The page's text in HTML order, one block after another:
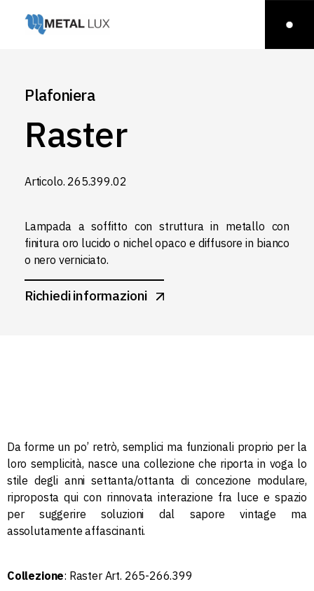
Plafoniera
Raster
Articolo. 265.399.02
Lampada a soffitto con struttura in metallo con
finitura oro lucido o nichel opaco e diffusore in bianco
o nero verniciato.‎
Richiedi informazioni
Da forme un po’ retrò, semplici ma funzionali proprio per la
loro semplicità, nasce una collezione che riporta in voga lo
stile degli anni settanta/ottanta di concezione modulare,
riproposta qui con rinnovata interazione fra luce e spazio
per suggerire soluzioni dal sapore vintage ma
assolutamente affascinanti.
Collezione: Raster Art. 265-266.399